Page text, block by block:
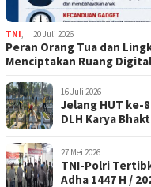
TNI 20 Juli 2026
Peran Orang Tua dan
Menciptakan Ruang
16 Juli 2026
Jelang HUT ke-
DLH Karya
27 Mei 2026
TNI-Polri
Adha 1447 H /